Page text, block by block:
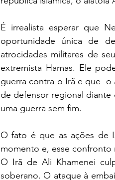
É irrealista esperar que
oportunidade única de
atrocidades militares de
extremista Hamas. Ele
guerra contra o Irã e que
de defensor regional diante
uma guerra sem fim.
O fato é que as ações de
momento e, esse confronto
O Irã de Ali Khamenei
soberano. O ataque à